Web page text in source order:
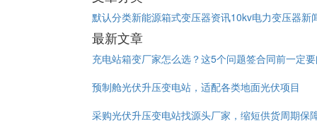
默认分类新能源箱式变压器资讯10kv电力变压器新
最新文章
充电站箱变厂家怎么选？这5个问题签合同前一定
预制舱光伏升压变电站，适配各类地面光伏项目
采购光伏升压变电站找源头厂家，缩短供货周期保